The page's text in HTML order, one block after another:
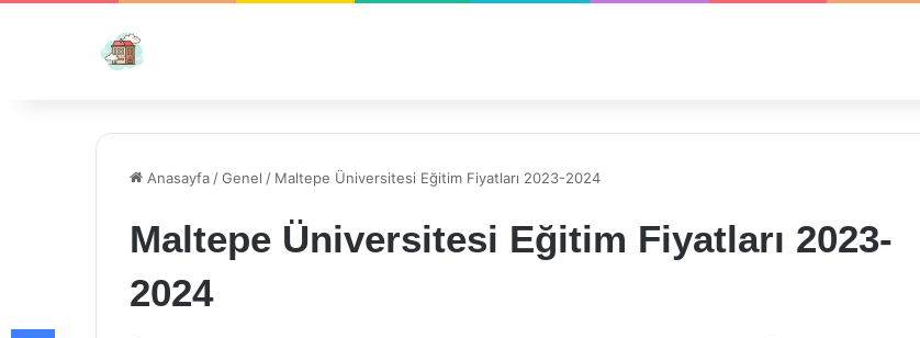
Anasayfa /Genel / Maltepe Üniversitesi Eğitim Fiyatları 2023-2024
Maltepe Üniversitesi Eğitim Fiyatları 2023-
2024
Facebook